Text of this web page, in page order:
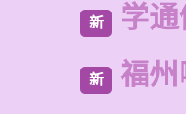
新 学
新 福